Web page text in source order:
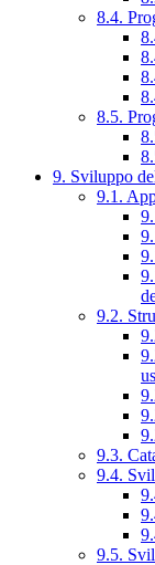
8.4.
8.5.
9. Sviluppo
9.1.
9.2.
9.3.
9.4.
9.5.